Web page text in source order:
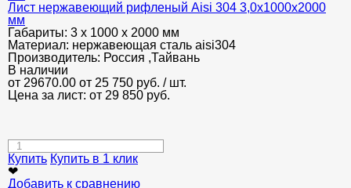
Лист нержавеющий рифленый Aisi 304 3,0х1000х2000
мм
Габариты: 3 х 1000 х 2000 мм
Материал: нержавеющая сталь aisi304
Производитель: Россия ,Тайвань
В наличии
от 29670.00 от 25 750 руб. / шт.
Цена за лист: от 29 850 руб.
Купить Купить в 1 клик
❤
Добавить к сравнению